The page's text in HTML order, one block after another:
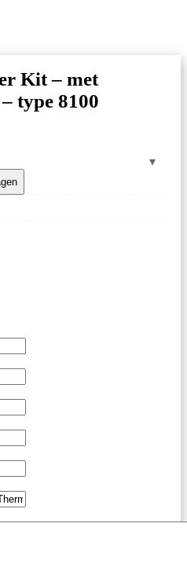
Kit – met
type 8100